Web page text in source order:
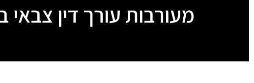
מעורבות עורך דין